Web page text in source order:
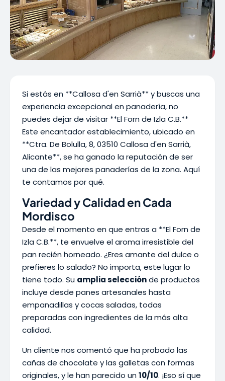
Si estás en **Callosa d'en Sarrià** y buscas una
experiencia excepcional en panadería, no
puedes dejar de visitar **El Forn de Izla C.B.**
Este encantador establecimiento, ubicado en
**Ctra. De Bolulla, 8, 03510 Callosa d'en Sarrià,
Alicante**, se ha ganado la reputación de ser
una de las mejores panaderías de la zona. Aquí
te contamos por qué.
Variedad y Calidad en Cada
Mordisco
Desde el momento en que entras a **El Forn de
Izla C.B.**, te envuelve el aroma irresistible del
pan recién horneado. ¿Eres amante del dulce o
prefieres lo salado? No importa, este lugar lo
tiene todo. Su amplia selecciónde productos
incluye desde panes artesanales hasta
empanadillas y cocas saladas, todas
preparadas con ingredientes de la más alta
calidad.
Un cliente nos comentó que ha probado las
cañas de chocolate y las galletas con formas
originales, y le han parecido un 10/10. ¡Eso sí que